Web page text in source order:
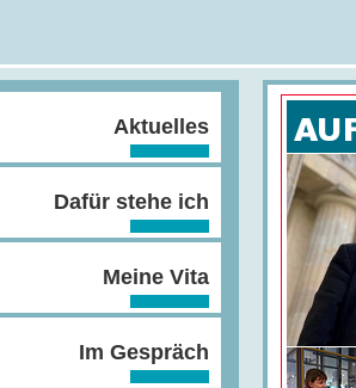
Aktuelles
Dafür stehe ich
Meine Vita
Im Gespräch